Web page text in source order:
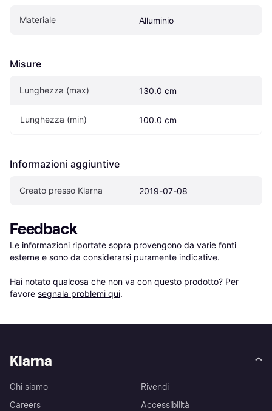
Materiale Alluminio
Misure
Lunghezza (max) 130.0 cm
Lunghezza (min) 100.0 cm
Informazioni aggiuntive
Creato presso Klarna 2019-07-08
Feedback
Le informazioni riportate sopra provengono da varie fonti
esterne e sono da considerarsi puramente indicative.
Hai notato qualcosa che non va con questo prodotto? Per
favore segnala problemi qui.
Klarna
Chi siamo
Careers
Rivendi
Accessibilità